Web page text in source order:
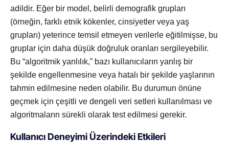
adildir. Eğer bir model, belirli demografik grupları
(örneğin, farklı etnik kökenler, cinsiyetler veya yaş
grupları) yeterince temsil etmeyen verilerle eğitilmişse, bu
gruplar için daha düşük doğruluk oranları sergileyebilir.
Bu “algoritmik yanlılık,” bazı kullanıcıların yanlış bir
şekilde engellenmesine veya hatalı bir şekilde yaşlarının
tahmin edilmesine neden olabilir. Bu durumun önüne
geçmek için çeşitli ve dengeli veri setleri kullanılması ve
algoritmaların sürekli olarak test edilmesi gerekir.
Kullanıcı Deneyimi Üzerindeki Etkileri